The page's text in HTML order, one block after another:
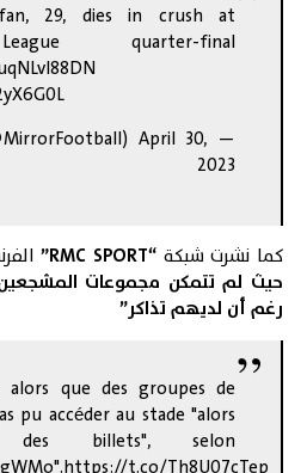
29, dies in crush at
quarter-final
— Mirror Football (@MirrorFootball)
April 30,
2023
كما نشرت شبكة “RMC SPORT”
حيث لم تتمكن مجموعات
رغم أن لديهم تذاكر”
alors que des groupes de
pu accéder au stade "alors
des billets", selon